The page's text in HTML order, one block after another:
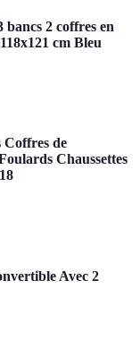
2 coffres en
cm Bleu
Coffres de
Chaussettes
Avec 2